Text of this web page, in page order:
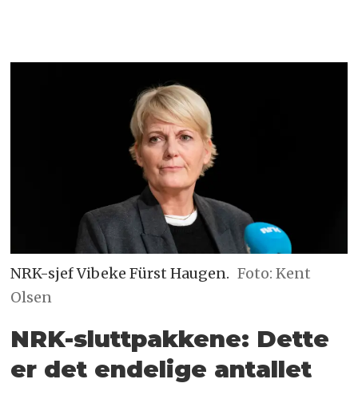
NRK-sjef Vibeke Fürst Haugen. Foto: Kent
Olsen
NRK-sluttpakkene: Dette
er det endelige antallet